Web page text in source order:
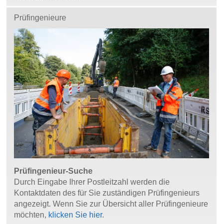
Prüfingenieure
Prüfingenieur-Suche
Durch Eingabe Ihrer Postleitzahl werden die
Kontaktdaten des für Sie zuständigen Prüfingenieurs
angezeigt. Wenn Sie zur Übersicht aller Prüfingenieure
möchten, klicken Sie hier.